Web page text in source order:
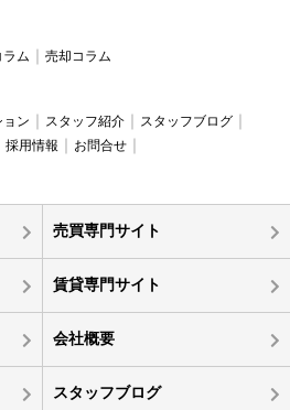
ム 売却コラム
ョン スタッフ紹介
スタッフブログ
採用情報
お問合せ
売買専門サイト
賃貸専門サイト
会社概要
スタッフブログ